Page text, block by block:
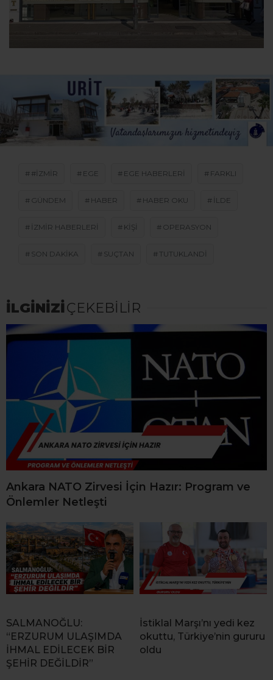
#IZMIR EGE EGE HABERLERI FARKLI
GÜNDEM HABER HABER OKU ILDE
IZMIR HABERLERI KIŞI OPERASYON
SON DAKİKA SUÇTAN TUTUKLANDI
İLGİNİZİÇEKEBİLİR
Ankara NATO Zirvesi İçin Hazır: Program ve
Önlemler Netleşti
SALMANOĞLU:
“ERZURUM ULAŞIMDA
İHMAL EDİLECEK BİR
ŞEHİR DEĞİLDİR”
İstiklal Marşı’nı yedi kez
okuttu, Türkiye’nin gururu
oldu